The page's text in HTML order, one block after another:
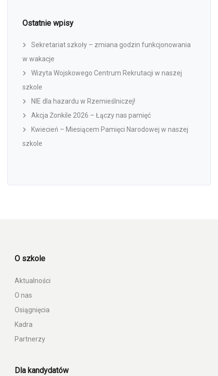
Ostatnie wpisy
Sekretariat szkoły – zmiana godzin funkcjonowania
w wakacje
Wizyta Wojskowego Centrum Rekrutacji w naszej
szkole
NIE dla hazardu w Rzemieślniczej!
Akcja Żonkile 2026 – Łączy nas pamięć
Kwiecień – Miesiącem Pamięci Narodowej w naszej
szkole
O szkole
Aktualności
O nas
Osiągnięcia
Kadra
Partnerzy
Dla kandydatów